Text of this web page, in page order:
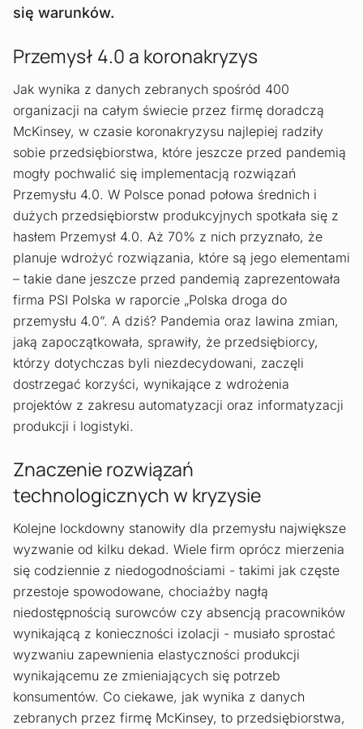
się warunków.
Przemysł 4.0 a koronakryzys
Jak wynika z danych zebranych spośród 400
organizacji na całym świecie przez firmę doradczą
McKinsey, w czasie koronakryzysu najlepiej radziły
sobie przedsiębiorstwa, które jeszcze przed pandemią
mogły pochwalić się implementacją rozwiązań
Przemysłu 4.0. W Polsce ponad połowa średnich i
dużych przedsiębiorstw produkcyjnych spotkała się z
hasłem Przemysł 4.0. Aż 70% z nich przyznało, że
planuje wdrożyć rozwiązania, które są jego elementami
– takie dane jeszcze przed pandemią zaprezentowała
firma PSI Polska w raporcie „Polska droga do
przemysłu 4.0”. A dziś? Pandemia oraz lawina zmian,
jaką zapoczątkowała, sprawiły, że przedsiębiorcy,
którzy dotychczas byli niezdecydowani, zaczęli
dostrzegać korzyści, wynikające z wdrożenia
projektów z zakresu automatyzacji oraz informatyzacji
produkcji i logistyki.
Znaczenie rozwiązań
technologicznych w kryzysie
Kolejne lockdowny stanowiły dla przemysłu największe
wyzwanie od kilku dekad. Wiele firm oprócz mierzenia
się codziennie z niedogodnościami - takimi jak częste
przestoje spowodowane, chociażby nagłą
niedostępnością surowców czy absencją pracowników
wynikającą z konieczności izolacji - musiało sprostać
wyzwaniu zapewnienia elastyczności produkcji
wynikającemu ze zmieniających się potrzeb
konsumentów. Co ciekawe, jak wynika z danych
zebranych przez firmę McKinsey, to przedsiębiorstwa,